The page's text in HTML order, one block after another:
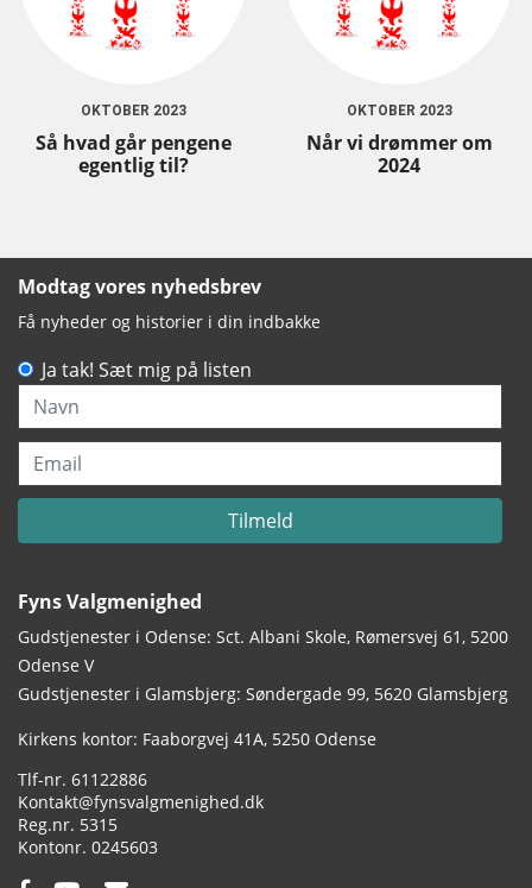
OKTOBER 2023
Så hvad går pengene
egentlig til?
OKTOBER 2023
Når vi drømmer om
2024
Fyns Valgmenighed
Gudstjenester i Odense: Sct. Albani Skole, Rømersvej 61, 5200
Odense V
Gudstjenester i Glamsbjerg: Søndergade 99, 5620 Glamsbjerg
Adresse:
Kirkens kontor: Faaborgvej 41A 5250 Odense
Tlf.:
61122886
Email:
Kontakt@fynsvalgmenighed.dk
Reg.nr.:
5315
Kontonummer:
0245603
Modtag vores nyhedsbrev
Få nyheder og historier i din indbakke
Ja tak! Sæt mig på listen
Navn
Email
Tilmeld